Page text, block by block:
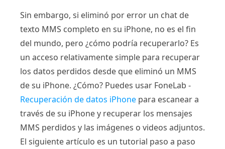
Sin embargo, si eliminó por error un chat de
texto MMS completo en su iPhone, no es el fin
del mundo, pero ¿cómo podría recuperarlo? Es
un acceso relativamente simple para recuperar
los datos perdidos desde que eliminó un MMS
de su iPhone. ¿Cómo? Puedes usar FoneLab -
Recuperación de datos iPhone para escanear a
través de su iPhone y recuperar los mensajes
MMS perdidos y las imágenes o videos adjuntos.
El siguiente artículo es un tutorial paso a paso